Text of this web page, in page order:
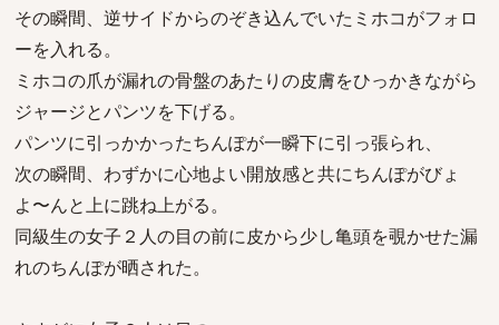
その瞬間、逆サイドからのぞき込んでいたミホコがフォロ
ーを入れる。
ミホコの爪が漏れの骨盤のあたりの皮膚をひっかきながら
ジャージとパンツを下げる。
パンツに引っかかったちんぽが一瞬下に引っ張られ、
次の瞬間、わずかに心地よい開放感と共にちんぽがびょ
よ〜んと上に跳ね上がる。
同級生の女子２人の目の前に皮から少し亀頭を覗かせた漏
れのちんぽが晒された。